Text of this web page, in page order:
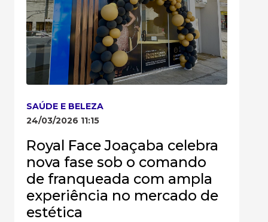
SAÚDE E BELEZA
24/03/2026 11:15
Royal Face Joaçaba celebra
nova fase sob o comando
de franqueada com ampla
experiência no mercado de
estética